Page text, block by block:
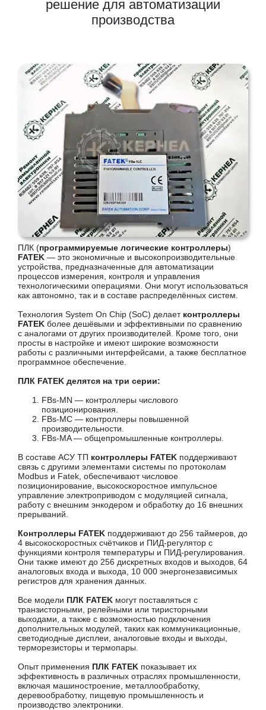
решение для автоматизации
производства
ПЛК (программируемые логические контроллеры)
FATEK — это экономичные и высокопроизводительные
устройства, предназначенные для автоматизации
процессов измерения, контроля и управления
технологическими операциями. Они могут использоваться
как автономно, так и в составе распределённых систем.
Технология System On Chip (SoC) делает контроллеры
FATEK более дешёвыми и эффективными по сравнению
с аналогами от других производителей. Кроме того, они
просты в настройке и имеют широкие возможности
работы с различными интерфейсами, а также бесплатное
программное обеспечение.
ПЛК FATEK делятся на три серии:
FBs-MN — контроллеры числового
позиционирования.
FBs-MC — контроллеры повышенной
производительности.
FBs-MA — общепромышленные контроллеры.
В составе АСУ ТП контроллеры FATEK поддерживают
связь с другими элементами системы по протоколам
Modbus и Fatek, обеспечивают числовое
позиционирование, высокоскоростное импульсное
управление электроприводом с модуляцией сигнала,
работу с внешним энкодером и обработку до 16 внешних
прерываний.
Контроллеры FATEK поддерживают до 256 таймеров, до
4 высокоскоростных счётчиков и ПИД-регулятор с
функциями контроля температуры и ПИД-регулирования.
Они также имеют до 256 дискретных входов и выходов, 64
аналоговых входа и выхода, 10 000 энергонезависимых
регистров для хранения данных.
Все модели ПЛК FATEK могут поставляться с
транзисторными, релейными или тиристорными
выходами, а также с возможностью подключения
дополнительных модулей, таких как коммуникационные,
светодиодные дисплеи, аналоговые входы и выходы,
терморезисторы и термопары.
Опыт применения ПЛК FATEK показывает их
эффективность в различных отраслях промышленности,
включая машиностроение, металлообработку,
деревообработку, пищевую промышленность и
производство электроники.